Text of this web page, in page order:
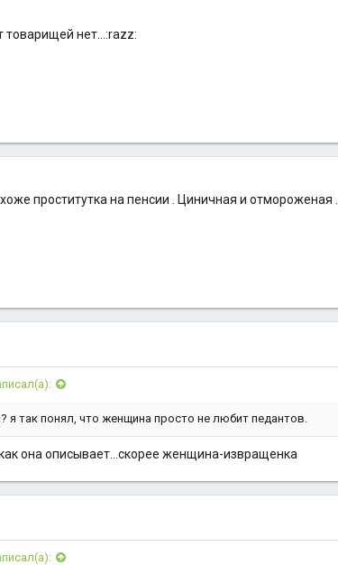
товарищей нет...:razz:
проститутка на пенсии . Циничная и отмороженая .
я так понял, что женщина просто не любит педантов.
она описывает...скорее женщина-извращенка